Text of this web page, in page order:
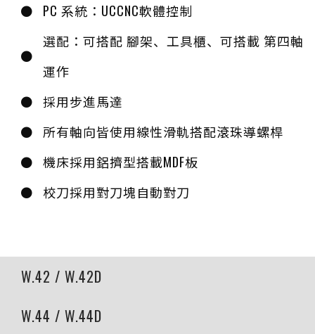
PC 系統：UCCNC軟體控制
選配：可搭配 腳架、工具櫃、可搭載 第四軸
運作
採用步進馬達
所有軸向皆使用線性滑軌搭配滾珠導螺桿
機床採用鋁擠型搭載MDF板
校刀採用對刀塊自動對刀
W.42 / W.42D
W.44 / W.44D